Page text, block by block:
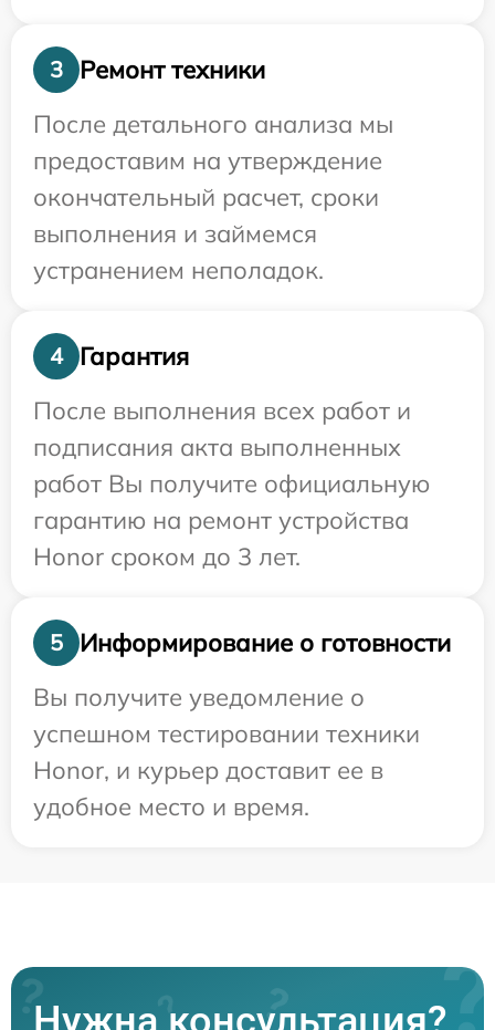
3
Ремонт техники
После детального анализа мы
предоставим на утверждение
окончательный расчет, сроки
выполнения и займемся
устранением неполадок.
4
Гарантия
После выполнения всех работ и
подписания акта выполненных
работ Вы получите официальную
гарантию на ремонт устройства
Honor сроком до 3 лет.
5
Информирование о готовности
Вы получите уведомление о
успешном тестировании техники
Honor, и курьер доставит ее в
удобное место и время.